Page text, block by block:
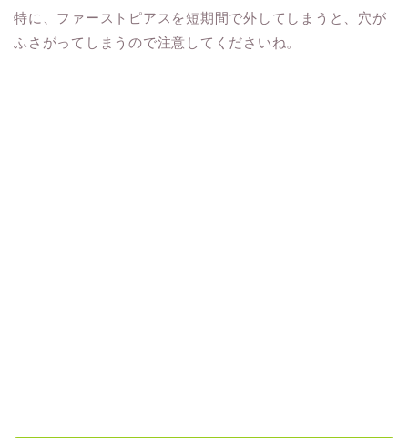
特に、ファーストピアスを短期間で外してしまうと、穴が
ふさがってしまうので注意してくださいね。